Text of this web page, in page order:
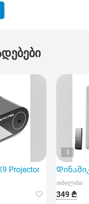
720*1080
3
თბილისი
349 ₾